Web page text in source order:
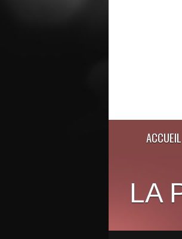
ACCUEIL
LA